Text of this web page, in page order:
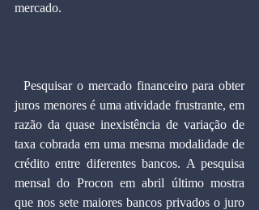
mercado.
  Pesquisar o mercado financeiro para obter
juros menores é uma atividade frustrante, em
razão da quase inexistência de variação de
taxa cobrada em uma mesma modalidade de
crédito entre diferentes bancos. A pesquisa
mensal do Procon em abril último mostra
que nos sete maiores bancos privados o juro